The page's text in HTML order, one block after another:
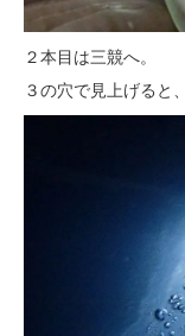
２本目は三競へ。
３の穴で見上げると